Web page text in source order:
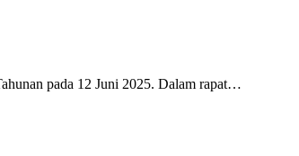
pada 12 Juni 2025. Dalam rapat…